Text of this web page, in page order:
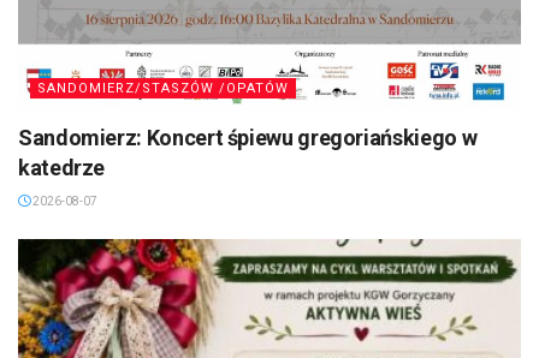
SANDOMIERZ/STASZÓW /OPATÓW
Sandomierz: Koncert śpiewu gregoriańskiego w
katedrze
2026-08-07